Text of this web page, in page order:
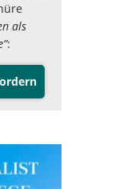
als
: